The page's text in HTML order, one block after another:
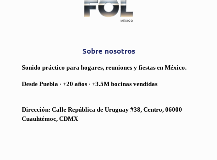
Sobre nosotros
Sonido práctico para hogares, reuniones y fiestas en México.
Desde Puebla · +20 años · +3.5M bocinas vendidas
Dirección: Calle República de Uruguay #38, Centro, 06000
Cuauhtémoc, CDMX